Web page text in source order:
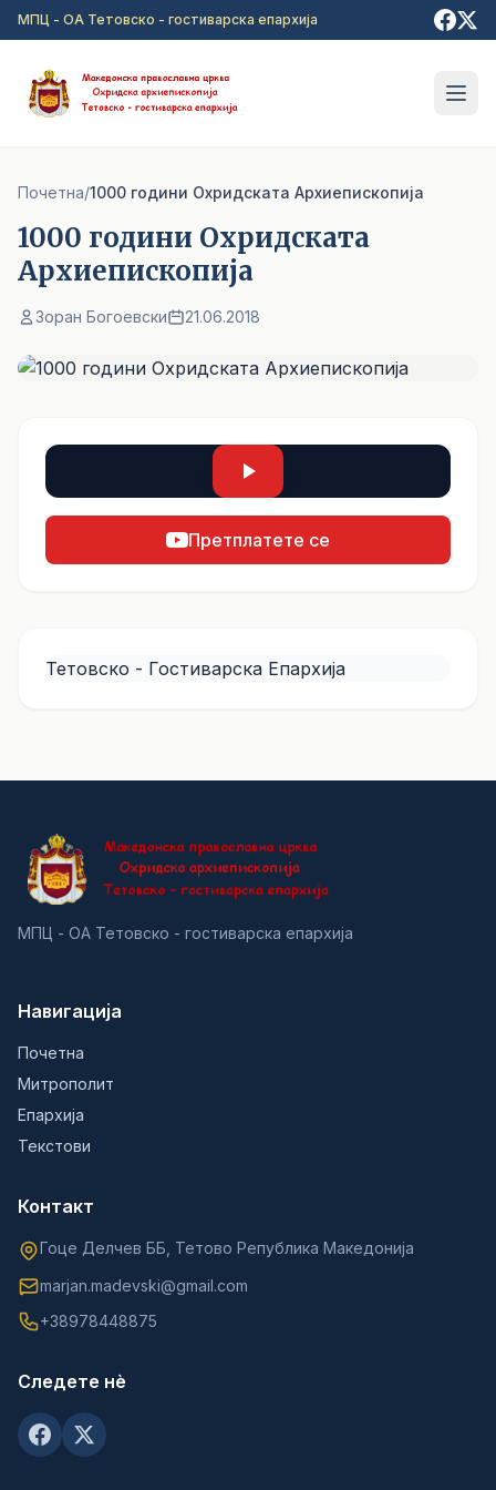
Прејди на главна содржина
МПЦ - ОА Тетовско - гостиварска епархија
Почетна/1000 години Охридската Архиепископија
1000 години Охридската
Архиепископија
Зоран Богоевски 21.06.2018
Претплатете се
Тетовско - Гостиварска Епархија
МПЦ - ОА Тетовско - гостиварска епархија
Навигација
Почетна
Митрополит
Епархија
Текстови
Контакт
Гоце Делчев ББ, Тетово Република Македонија
marjan.madevski@gmail.com
+38978448875
Следете нè